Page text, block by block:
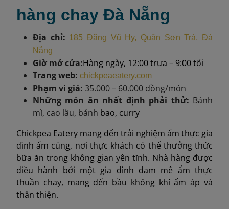
hàng chay Đà Nẵng
Địa chỉ: 185 Đặng Vũ Hy, Quận Sơn Trà, Đà
Nẵng
Giờ mở cửa:Hàng ngày, 12:00 trưa – 9:00 tối
Trang web: chickpeaeatery.com
Phạm vi giá: 35.000 – 60.000 đồng/món
Những món ăn nhất định phải thử: Bánh
mì, cao lầu, bánh bao, curry
Chickpea Eatery mang đến trải nghiệm ẩm thực gia
đình ấm cúng, nơi thực khách có thể thưởng thức
bữa ăn trong không gian yên tĩnh. Nhà hàng được
điều hành bởi một gia đình đam mê ẩm thực
thuần chay, mang đến bầu không khí ấm áp và
thân thiện.